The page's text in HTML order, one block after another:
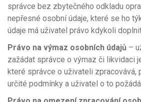
správce bez zbytečného odkladu
nepřesné osobní údaje, které se ho
údaje má uživatel právo kdykoli
Právo na výmaz osobních údajů –
zažádat správce o výmaz či likvidaci
které správce o uživateli zpracovává,
určité podmínky a uživatel o to